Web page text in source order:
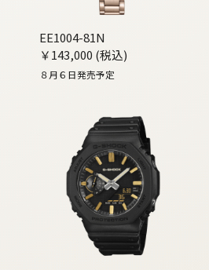
EE1004-81N
￥143,000 (税込)
８月６日発売予定